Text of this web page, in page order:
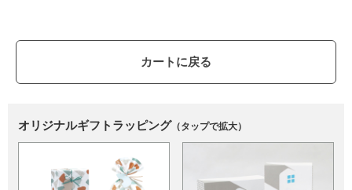
カートに戻る
オリジナルギフトラッピング （タップで拡大）